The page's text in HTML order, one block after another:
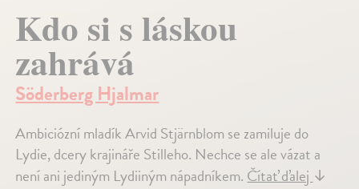
Kdo si s láskou
zahrává
Söderberg Hjalmar
Ambiciózní mladík Arvid Stjärnblom se zamiluje do
Lydie, dcery krajináře Stilleho. Nechce se ale vázat a
není ani jediným Lydiiným nápadníkem.Čítať ďalej↓